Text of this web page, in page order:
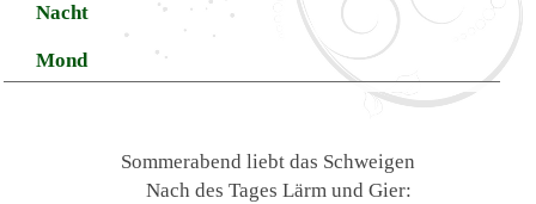
Nacht
Mond
Sommerabend liebt das Schweigen
Nach des Tages Lärm und Gier: